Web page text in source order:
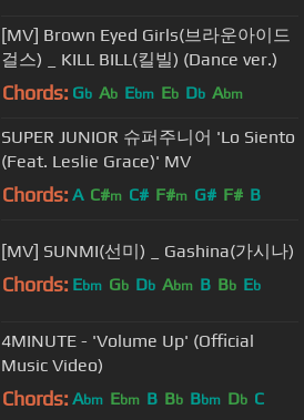
[MV] Brown Eyed Girls(브라운아이드
걸스) _ KILL BILL(킬빌) (Dance ver.)
Chords: Gb Ab Ebm Eb Db Abm
SUPER JUNIOR 슈퍼주니어 'Lo Siento
(Feat. Leslie Grace)' MV
Chords: A C#m C# F#m G# F# B
[MV] SUNMI(선미) _ Gashina(가시나)
Chords: Ebm Gb Db Abm B Bb Eb
4MINUTE - 'Volume Up' (Official
Music Video)
Chords: Abm Ebm B Bb Bbm Db C